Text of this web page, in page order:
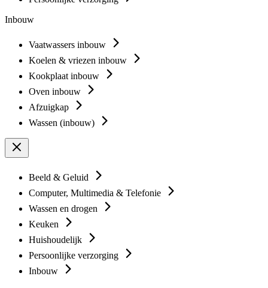
Inbouw
Vaatwassers inbouw
Koelen & vriezen inbouw
Kookplaat inbouw
Oven inbouw
Afzuigkap
Wassen (inbouw)
Beeld & Geluid
Computer, Multimedia & Telefonie
Wassen en drogen
Keuken
Huishoudelijk
Persoonlijke verzorging
Inbouw